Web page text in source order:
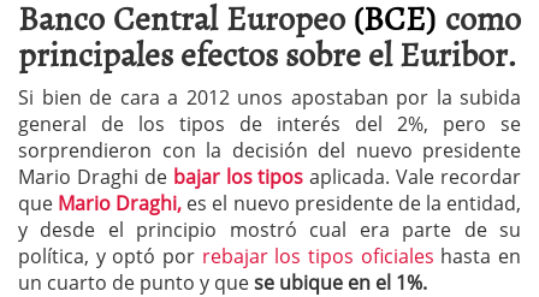
Banco Central Europeo(BCE) como
principales efectos sobre el Euribor.
Si bien de cara a 2012 unos apostaban por la subida
general de los tipos de interés del 2%, pero se
sorprendieron con la decisión del nuevo presidente
Mario Draghi de bajar los tipos aplicada. Vale recordar
que Mario Draghi, es el nuevo presidente de la entidad,
y desde el principio mostró cual era parte de su
política, y optó por rebajar los tipos oficiales hasta en
un cuarto de punto y quese ubique en el 1%.